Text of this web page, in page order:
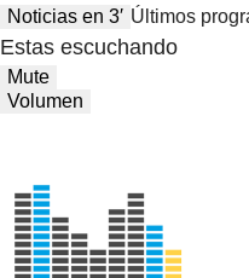
Noticias en 3′ Últimos
Estas escuchando
Mute
Volumen